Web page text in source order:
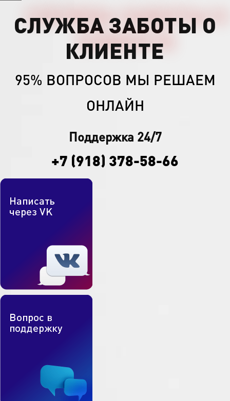
СЛУЖБА ЗАБОТЫ О
КЛИЕНТЕ
95% ВОПРОСОВ МЫ РЕШАЕМ
ОНЛАЙН
Поддержка 24/7
+7 (918) 378-58-66